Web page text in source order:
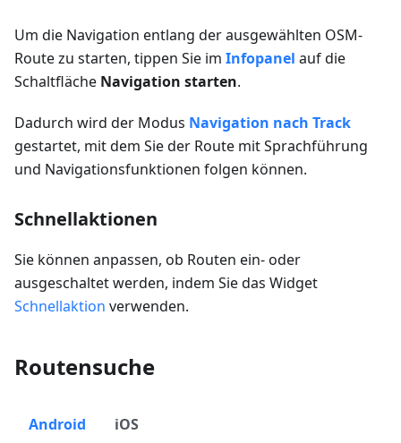
Um die Navigation entlang der ausgewählten OSM-
Route zu starten, tippen Sie im Infopanel auf die
Schaltfläche Navigation starten.
Dadurch wird der Modus Navigation nach Track
gestartet, mit dem Sie der Route mit Sprachführung
und Navigationsfunktionen folgen können.
Schnellaktionen
Sie können anpassen, ob Routen ein- oder
ausgeschaltet werden, indem Sie das Widget
Schnellaktion verwenden.
Routensuche
Android iOS